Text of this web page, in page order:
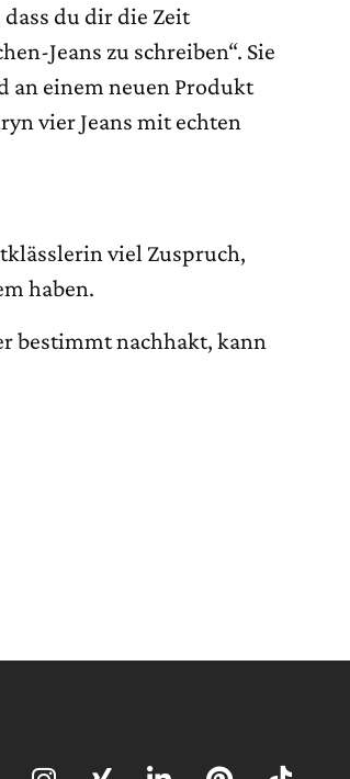
du dir die Zeit
Jeans zu schreiben“. Sie
an einem neuen Produkt
vier Jeans mit echten
viel Zuspruch,
haben.
bestimmt nachhakt, kann